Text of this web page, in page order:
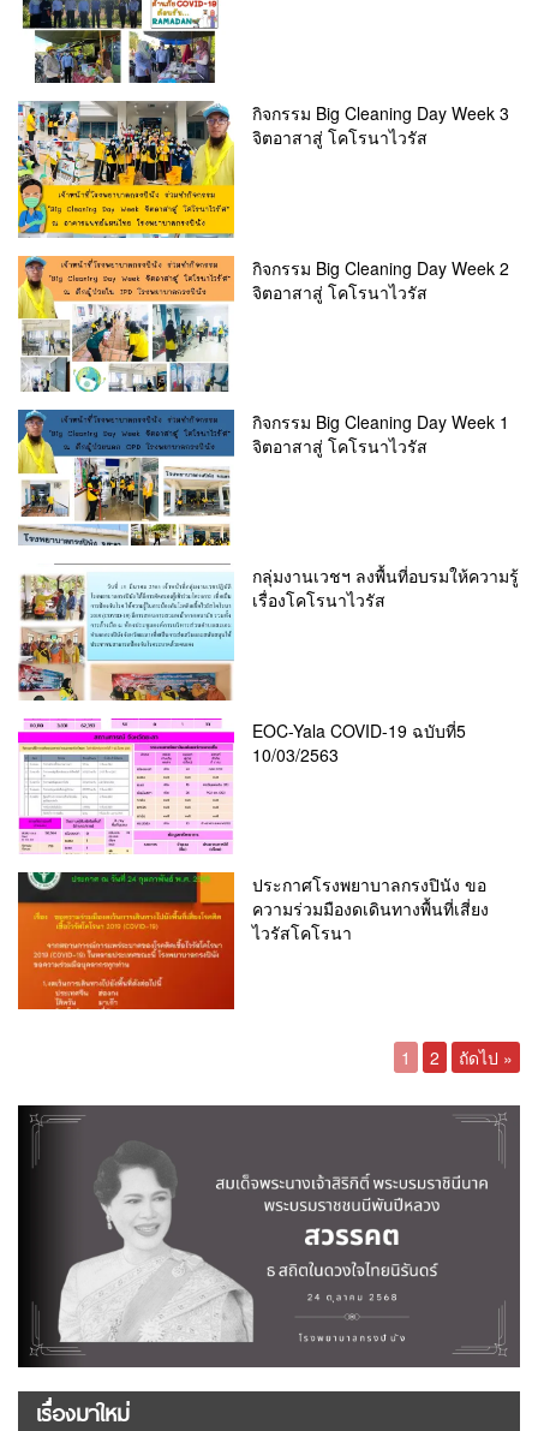
กิจกรรม Big Cleaning Day Week 3
จิตอาสาสู่ โคโรนาไวรัส
กิจกรรม Big Cleaning Day Week 2
จิตอาสาสู่ โคโรนาไวรัส
กิจกรรม Big Cleaning Day Week 1
จิตอาสาสู่ โคโรนาไวรัส
กลุ่มงานเวชฯ ลงพื้นที่อบรมให้ความรู้
เรื่องโคโรนาไวรัส
EOC-Yala COVID-19 ฉบับที่5
10/03/2563
ประกาศโรงพยาบาลกรงปินัง ขอ
ความร่วมมืองดเดินทางพื้นที่เสี่ยง
ไวรัสโคโรนา
1 2 ถัดไป »
เรื่องมาใหม่